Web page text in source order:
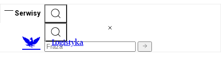
Serwisy
Logistyka